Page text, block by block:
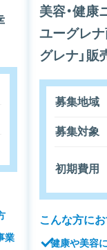
業
美容・健
ユーグレナ
グレナ」販
募集地域
募集対象
初期費用
こんな方に
健康や美容